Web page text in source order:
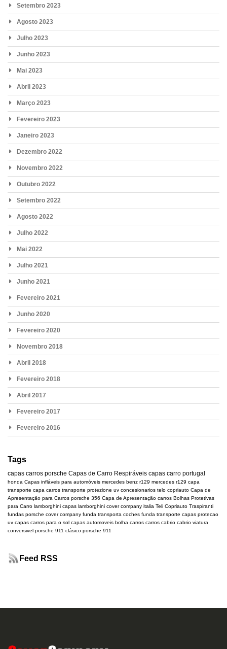
Setembro 2023
Agosto 2023
Julho 2023
Junho 2023
Mai 2023
Abril 2023
Março 2023
Fevereiro 2023
Janeiro 2023
Dezembro 2022
Novembro 2022
Outubro 2022
Setembro 2022
Agosto 2022
Julho 2022
Mai 2022
Julho 2021
Junho 2021
Fevereiro 2021
Junho 2020
Fevereiro 2020
Novembro 2018
Abril 2018
Fevereiro 2018
Abril 2017
Fevereiro 2017
Fevereiro 2016
Tags
capas carros porsche Capas de Carro Respiráveis capas carro portugal
honda Capas infláveis para automóveis mercedes benz r129 mercedes r129 capa
transporte capa carros transporte protezione uv concesionarios telo copriauto Capa de
Apresentação para Carros porsche 356 Capa de Apresentação carros Bolhas Protetivas
para Carro lamborghini capas lamborghini cover company italia Teli Copriauto Traspiranti
fundas porsche cover company funda transporta coches funda transporte capas protecao
uv capas carros para o sol capas automoveis bolha carros carros cabrio cabrio viatura
conversivel porsche 911 clásico porsche 911
Feed RSS